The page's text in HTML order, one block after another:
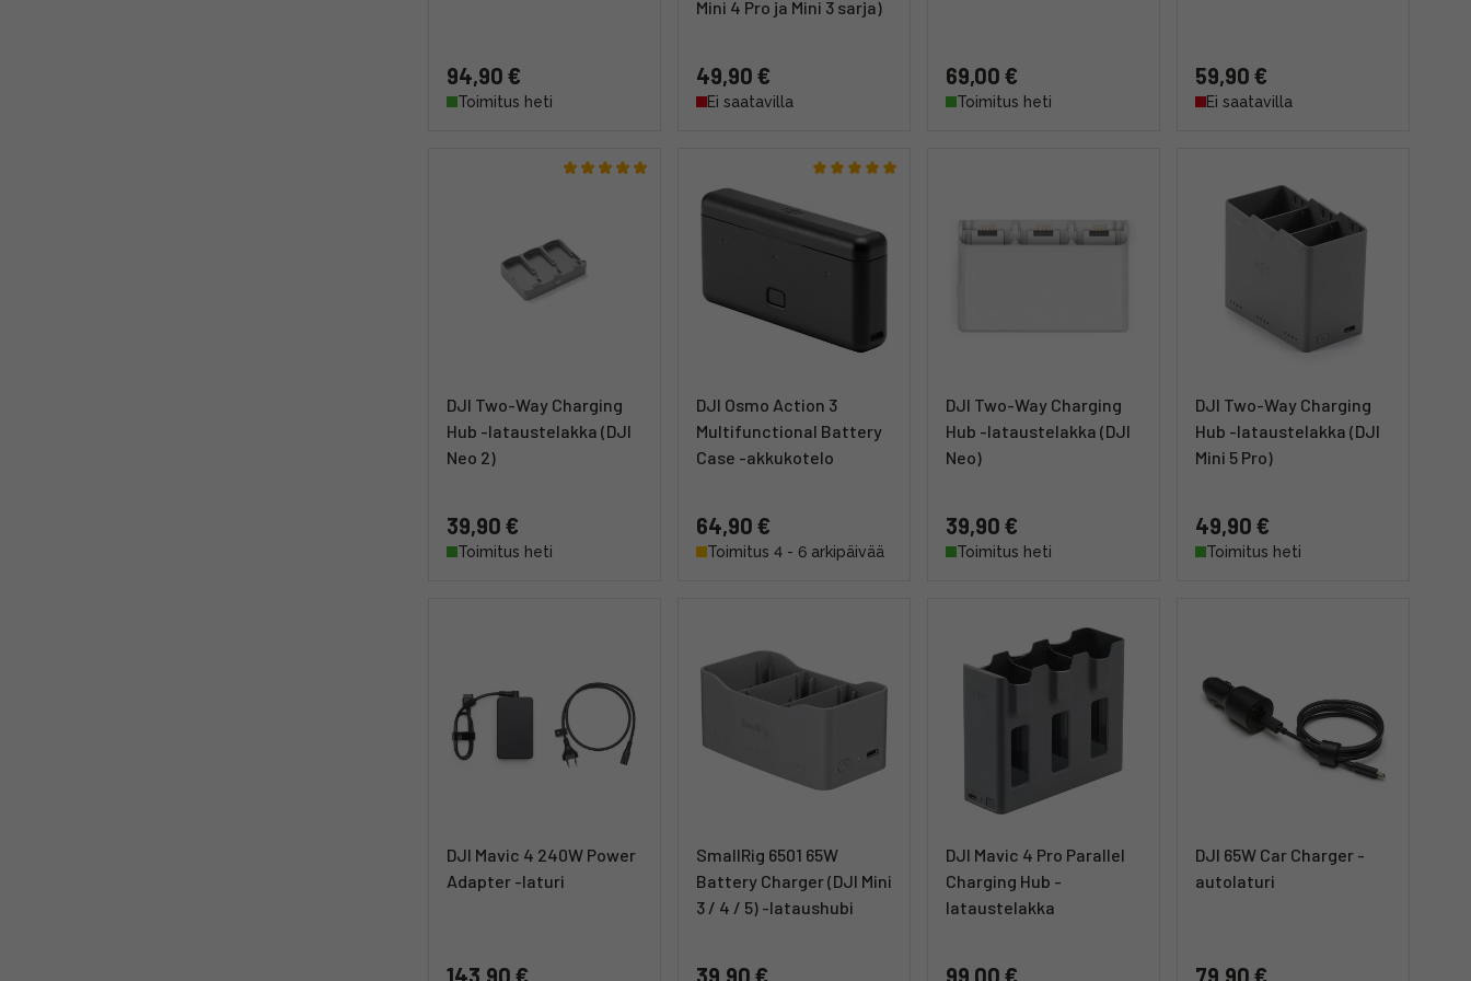
94,90 €
Toimitus heti
Mini 4 Pro ja Mini 3 sarja)
49,90 €
Ei saatavilla
69,00 €
Toimitus heti
59,90 €
Ei saatavilla
DJI Two-Way Charging
Hub -lataustelakka (DJI
Neo 2)
39,90 €
Toimitus heti
DJI Osmo Action 3
Multifunctional Battery
Case -akkukotelo
64,90 €
Toimitus 4 - 6 arkipäivää
DJI Two-Way Charging
Hub -lataustelakka (DJI
Neo)
39,90 €
Toimitus heti
DJI Two-Way Charging
Hub -lataustelakka (DJI
Mini 5 Pro)
49,90 €
Toimitus heti
DJI Mavic 4 240W Power
Adapter -laturi
143,90 €
SmallRig 6501 65W
Battery Charger (DJI Mini
3 / 4 / 5) -lataushubi
39,90 €
DJI Mavic 4 Pro Parallel
Charging Hub -
lataustelakka
99,00 €
DJI 65W Car Charger -
autolaturi
79,90 €